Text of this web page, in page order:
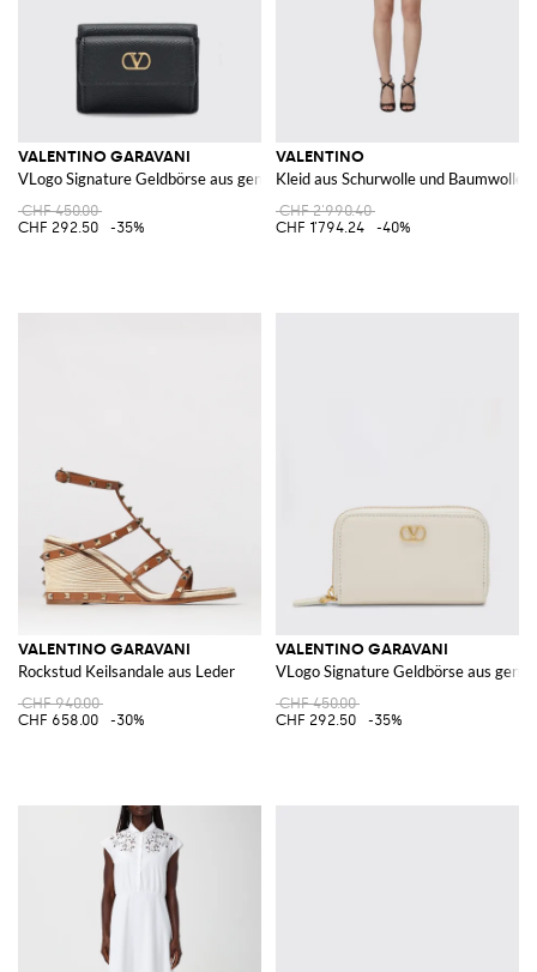
VALENTINO GARAVANI
VLogo Signature Geldbörse aus genarbtem Leder
CHF 450.00
CHF 292.50
-35%
VALENTINO
Kleid aus Schurwolle und Baumwolle
CHF 2'990.40
CHF 1'794.24
-40%
VALENTINO GARAVANI
Rockstud Keilsandale aus Leder
CHF 940.00
CHF 658.00
-30%
VALENTINO GARAVANI
VLogo Signature Geldbörse aus
CHF 450.00
CHF 292.50
-35%